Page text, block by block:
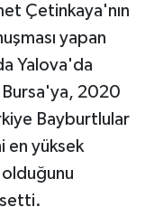
Çetinkaya'nın
yapan
Yalova'da
Bursa'ya, 2020
Bayburtlular
en yüksek